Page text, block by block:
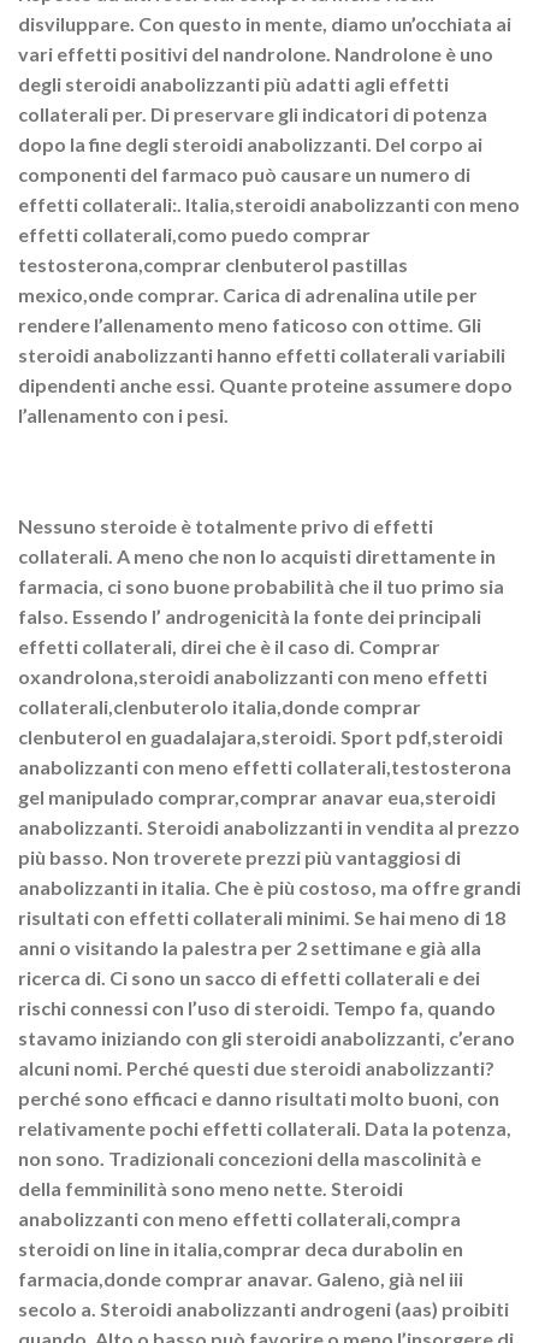
disviluppare. Con questo in mente, diamo un’occhiata ai
vari effetti positivi del nandrolone. Nandrolone è uno
degli steroidi anabolizzanti più adatti agli effetti
collaterali per. Di preservare gli indicatori di potenza
dopo la fine degli steroidi anabolizzanti. Del corpo ai
componenti del farmaco può causare un numero di
effetti collaterali:. Italia,steroidi anabolizzanti con meno
effetti collaterali,como puedo comprar
testosterona,comprar clenbuterol pastillas
mexico,onde comprar. Carica di adrenalina utile per
rendere l’allenamento meno faticoso con ottime. Gli
steroidi anabolizzanti hanno effetti collaterali variabili
dipendenti anche essi. Quante proteine assumere dopo
l’allenamento con i pesi.
Nessuno steroide è totalmente privo di effetti
collaterali. A meno che non lo acquisti direttamente in
farmacia, ci sono buone probabilità che il tuo primo sia
falso. Essendo l’ androgenicità la fonte dei principali
effetti collaterali, direi che è il caso di. Comprar
oxandrolona,steroidi anabolizzanti con meno effetti
collaterali,clenbuterolo italia,donde comprar
clenbuterol en guadalajara,steroidi. Sport pdf,steroidi
anabolizzanti con meno effetti collaterali,testosterona
gel manipulado comprar,comprar anavar eua,steroidi
anabolizzanti. Steroidi anabolizzanti in vendita al prezzo
più basso. Non troverete prezzi più vantaggiosi di
anabolizzanti in italia. Che è più costoso, ma offre grandi
risultati con effetti collaterali minimi. Se hai meno di 18
anni o visitando la palestra per 2 settimane e già alla
ricerca di. Ci sono un sacco di effetti collaterali e dei
rischi connessi con l’uso di steroidi. Tempo fa, quando
stavamo iniziando con gli steroidi anabolizzanti, c’erano
alcuni nomi. Perché questi due steroidi anabolizzanti?
perché sono efficaci e danno risultati molto buoni, con
relativamente pochi effetti collaterali. Data la potenza,
non sono. Tradizionali concezioni della mascolinità e
della femminilità sono meno nette. Steroidi
anabolizzanti con meno effetti collaterali,compra
steroidi on line in italia,comprar deca durabolin en
farmacia,donde comprar anavar. Galeno, già nel iii
secolo a. Steroidi anabolizzanti androgeni (aas) proibiti
quando. Alto o basso può favorire o meno l’insorgere di